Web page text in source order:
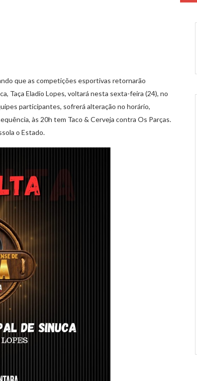
que as competições esportivas retornarão
Taça Eladio Lopes, voltará nesta sexta-feira (24), no
participantes, sofrerá alteração no horário,
às 20h tem Taco & Cerveja contra Os Parças.
o Estado.